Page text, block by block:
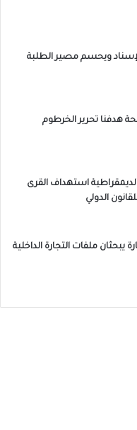
ويحسم مصير الطلبة
هدفنا تحرير الخرطوم
استهداف القرى
الدولي
يبحثان ملفات التجارة الداخلية